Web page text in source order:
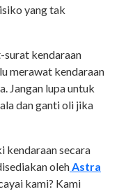
yang tak
surat kendaraan
merawat kendaraan
Jangan lupa untuk
dan ganti oli jika
kendaraan secara
olehAstra
kami? Kami